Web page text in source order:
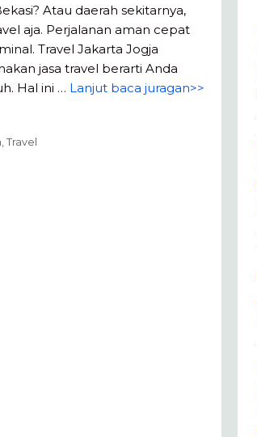
Atau daerah sekitarnya,
aja. Perjalanan aman cepat
Travel Jakarta Jogja
jasa travel berarti Anda
Hal ini … Lanjut baca juragan>>
Travel